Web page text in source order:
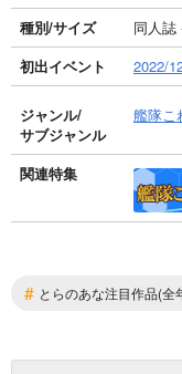
種別/サイズ
同人誌
初出イベント
2022/
ジャンル/
サブジャンル
艦隊こ
関連特集
# とらのあな注目作品(全